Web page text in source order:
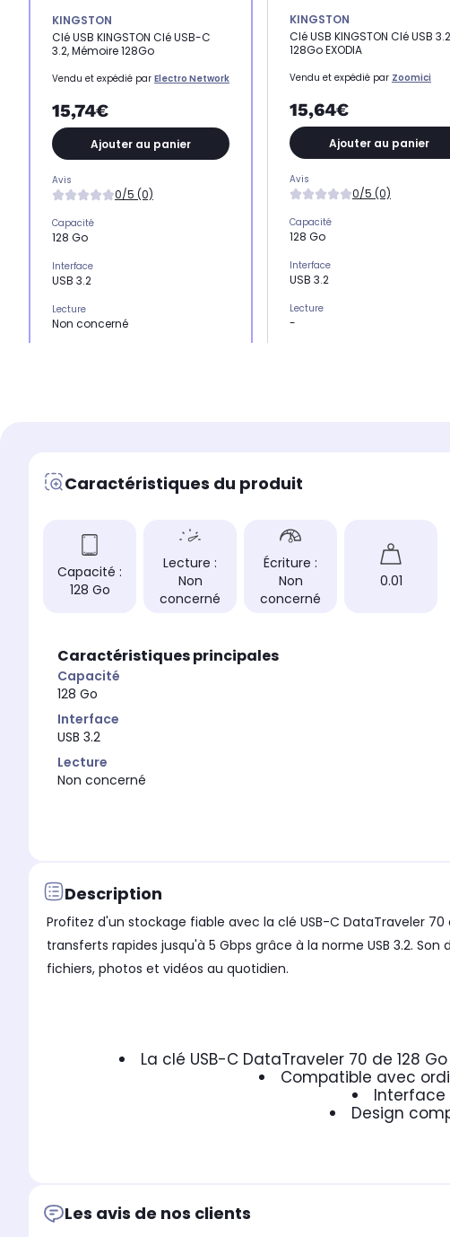
KINGSTON
Clé USB KINGSTON Clé USB-C
3.2, Mémoire 128Go
Vendu et expédié par Electro Network
15,74€
Ajouter au panier
Avis
0/5 (0)
Capacité
128 Go
Interface
USB 3.2
Lecture
Non concerné
KINGSTON
Clé USB KINGSTON Clé USB 3.2
128Go EXODIA
Vendu et expédié par Zoomici
15,64€
Ajouter au panier
Avis
0/5 (0)
Capacité
128 Go
Interface
USB 3.2
Lecture
-
Caractéristiques du produit
Capacité :
128 Go
Lecture :
Non
concerné
Écriture :
Non
concerné
0.01
Caractéristiques principales
Capacité
128 Go
Interface
USB 3.2
Lecture
Non concerné
Description
Profitez d'un stockage fiable avec la clé USB-C DataTraveler
transferts rapides jusqu'à 5 Gbps grâce à la norme USB 3.2.
fichiers, photos et vidéos au quotidien.
La clé USB-C DataTraveler 70 de 128
Compatible avec
Interface
Design
Les avis de nos clients